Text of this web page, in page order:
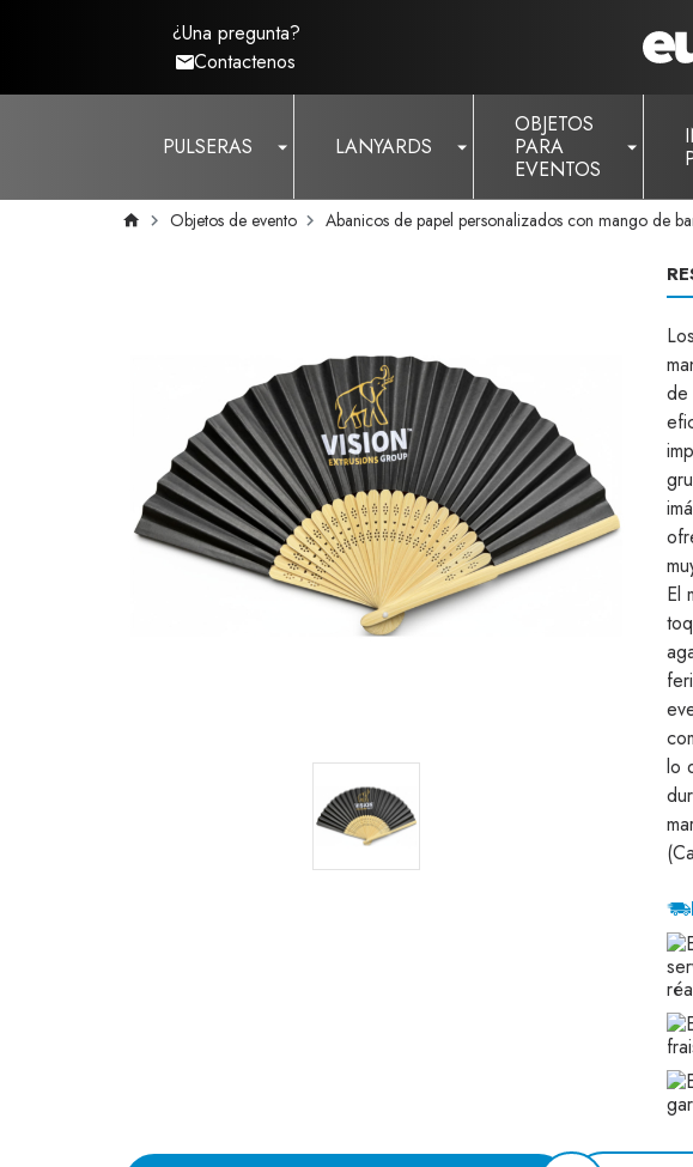
¿Una pregunta?
Contactenos
PULSERAS LANYARDS
OBJETOS
PARA
EVENTOS
Objetos de evento Abanicos de papel personalizados con mango de
de
El
lo